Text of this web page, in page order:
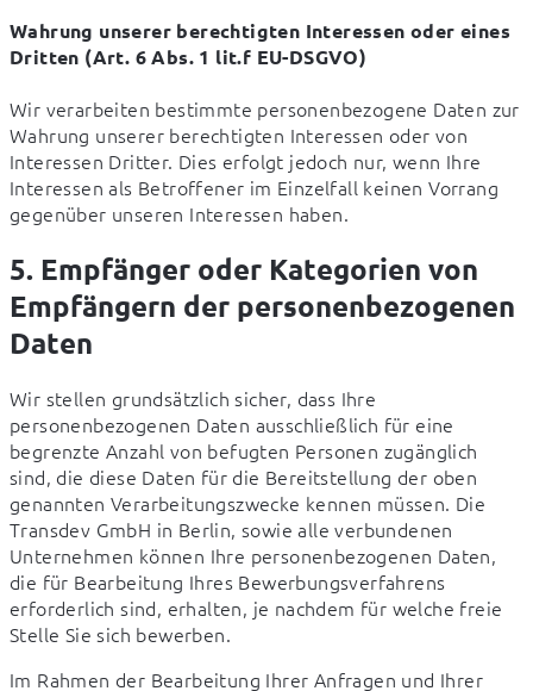
Wahrung unserer berechtigten Interessen oder eines
Dritten (Art. 6 Abs. 1 lit.f EU-DSGVO)
Wir verarbeiten bestimmte personenbezogene Daten zur
Wahrung unserer berechtigten Interessen oder von
Interessen Dritter. Dies erfolgt jedoch nur, wenn Ihre
Interessen als Betroffener im Einzelfall keinen Vorrang
gegenüber unseren Interessen haben.
5. Empfänger oder Kategorien von
Empfängern der personenbezogenen
Daten
Wir stellen grundsätzlich sicher, dass Ihre
personenbezogenen Daten ausschließlich für eine
begrenzte Anzahl von befugten Personen zugänglich
sind, die diese Daten für die Bereitstellung der oben
genannten Verarbeitungszwecke kennen müssen. Die
Transdev GmbH in Berlin, sowie alle verbundenen
Unternehmen können Ihre personenbezogenen Daten,
die für Bearbeitung Ihres Bewerbungsverfahrens
erforderlich sind, erhalten, je nachdem für welche freie
Stelle Sie sich bewerben.
Im Rahmen der Bearbeitung Ihrer Anfragen und Ihrer